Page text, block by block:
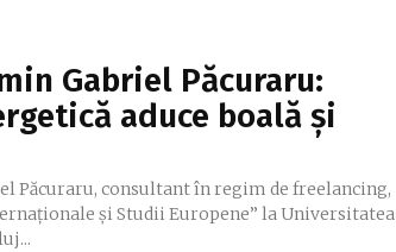
Gabriel Păcuraru:
aduce boală și
Păcuraru, consultant în regim de freelancing,
și Studii Europene” la Universitatea